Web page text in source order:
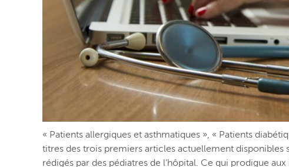
« Patients allergiques et asthmatiques », « Patients
titres des trois premiers articles actuellement disponibles
rédigés par des pédiatres de l’hôpital. Ce qui prodigue